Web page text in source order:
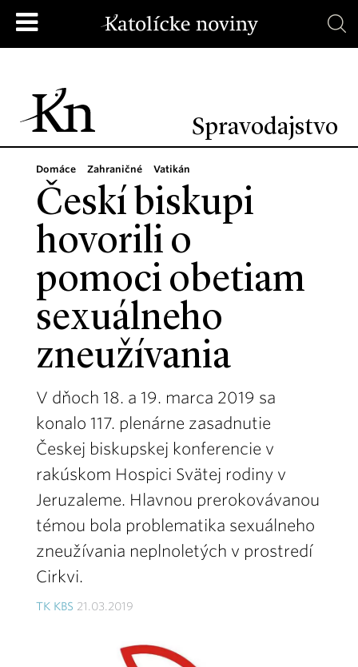
Spravodajstvo
Domáce Zahraničné Vatikán
Českí biskupi
hovorili o
pomoci obetiam
sexuálneho
zneužívania
V dňoch 18. a 19. marca 2019 sa
konalo 117. plenárne zasadnutie
Českej biskupskej konferencie v
rakúskom Hospici Svätej rodiny v
Jeruzaleme. Hlavnou prerokovávanou
témou bola problematika sexuálneho
zneužívania neplnoletých v prostredí
Cirkvi.
TK KBS 21.03.2019